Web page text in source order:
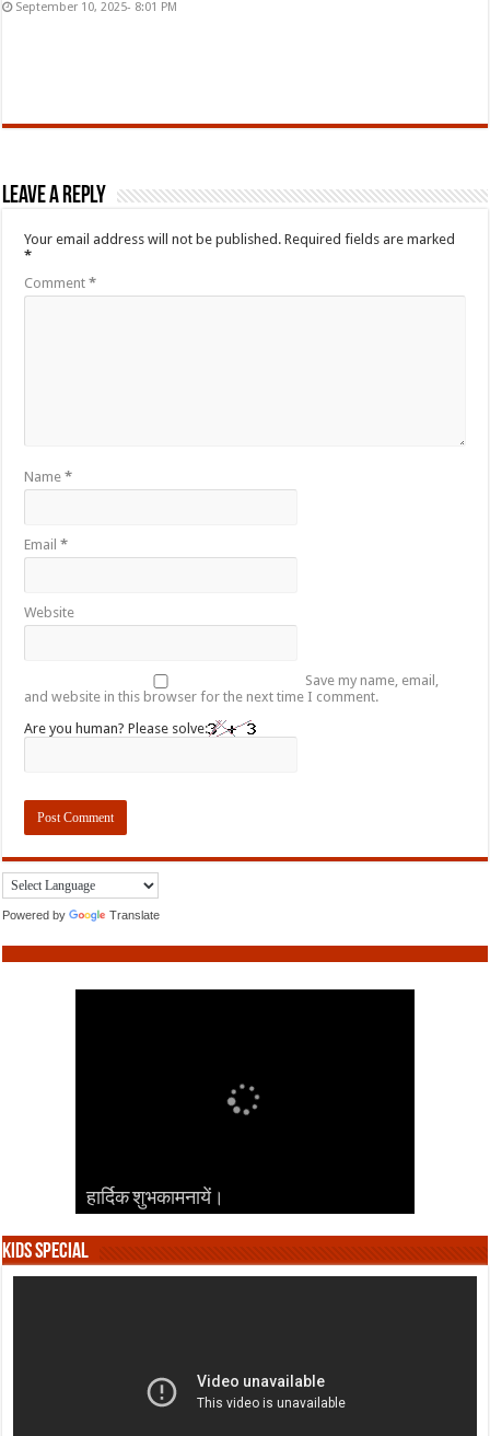
September 10, 2025- 8:01 PM
Leave a Reply
Your email address will not be published. Required fields are marked
*
Comment*
Name*
Email*
Website
Save my name, email,
and website in this browser for the next time I comment.
Are you human? Please solve:
Powered by Translate
हार्दिक शुभकामनायें।
हार्दिक शुभकामनायें।
हार्दिक शुभकामनायें।
हार्दिक शुभकामनायें।
हार्दिक शुभकामनायें।
Kids Special